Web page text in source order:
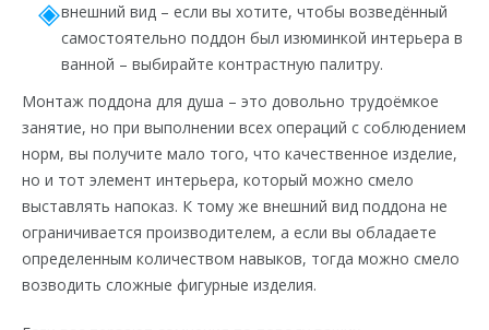
внешний вид – если вы хотите, чтобы возведённый
самостоятельно поддон был изюминкой интерьера в
ванной – выбирайте контрастную палитру.
Монтаж поддона для душа – это довольно трудоёмкое
занятие, но при выполнении всех операций с соблюдением
норм, вы получите мало того, что качественное изделие,
но и тот элемент интерьера, который можно смело
выставлять напоказ. К тому же внешний вид поддона не
ограничивается производителем, а если вы обладаете
определенным количеством навыков, тогда можно смело
возводить сложные фигурные изделия.